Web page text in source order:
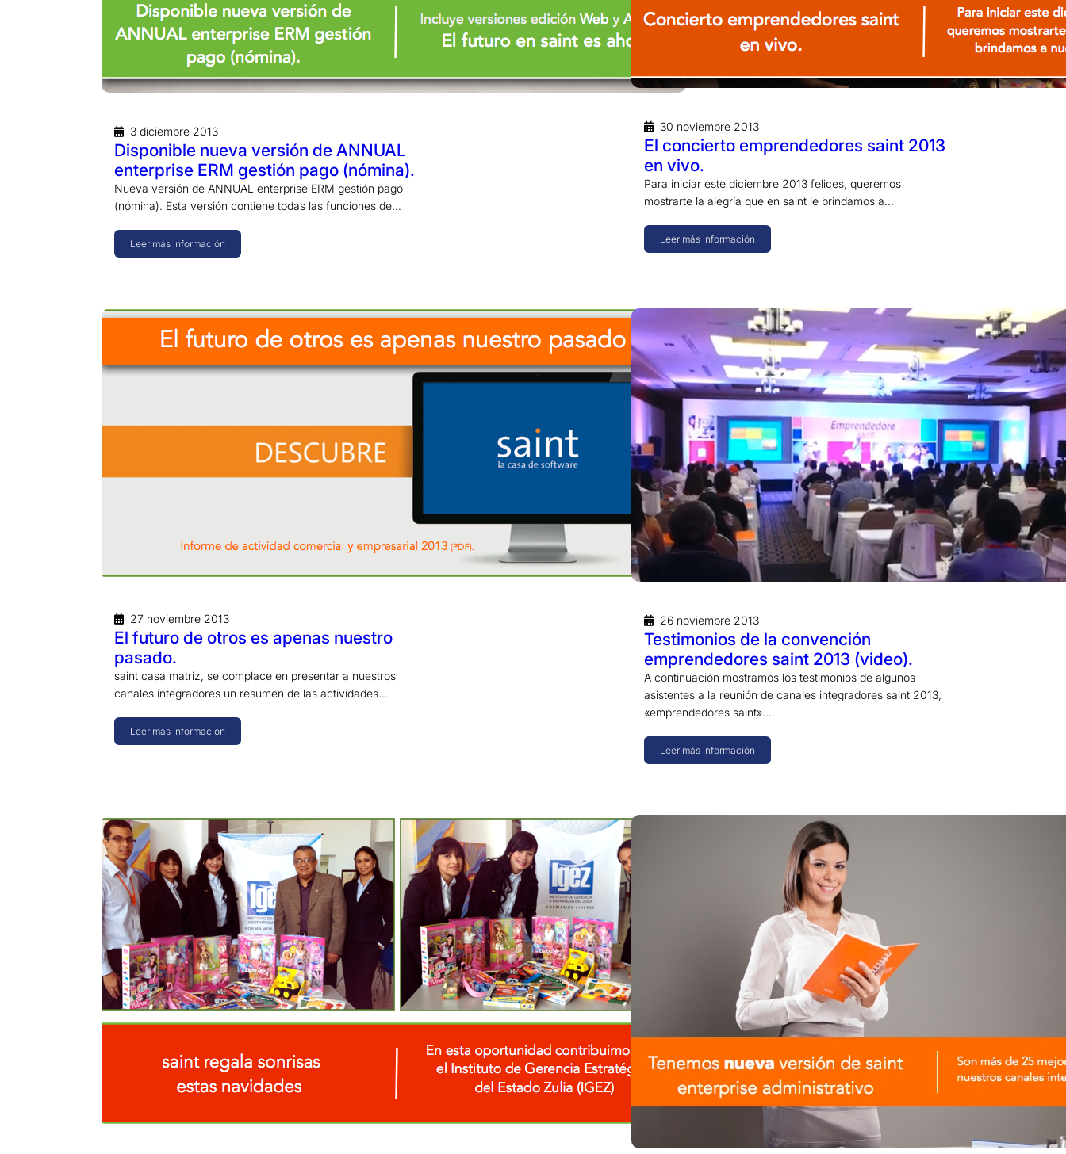
3 diciembre 2013
Disponible nueva versión de ANNUAL
enterprise ERM gestión pago (nómina).
Nueva versión de ANNUAL enterprise ERM gestión pago
(nómina). Esta versión contiene todas las funciones de…
Leer más información
30 noviembre 2013
El concierto emprendedores saint 2013
en vivo.
Para iniciar este diciembre 2013 felices, queremos
mostrarte la alegría que en saint le brindamos a…
Leer más información
27 noviembre 2013
El futuro de otros es apenas nuestro
pasado.
saint casa matriz, se complace en presentar a nuestros
canales integradores un resumen de las actividades…
Leer más información
26 noviembre 2013
Testimonios de la convención
emprendedores saint 2013 (video).
A continuación mostramos los testimonios de algunos
asistentes a la reunión de canales integradores saint 2013,
«emprendedores saint».…
Leer más información